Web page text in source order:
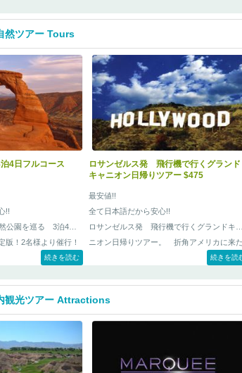
然ツアー Tours
4日フルコース
!!
公園を巡る 3泊4日
版！2名様より催行！
続きを読む
ロサンゼルス発 飛行機で行くグランド
キャニオン日帰りツアー $475
最安値!!
全て日本語だから安心!!
ロサンゼルス発 飛行機で行くグランドキャ
ニオン日帰りツアー。 折角アメリカに来た
んだからグランドキャニオンには是非行き
し・・・
そんな方に是非お勧めなロサンゼルスからで
も日帰りで行けちゃうグランドキャニオン
続きを読
観光ツアー Attractions